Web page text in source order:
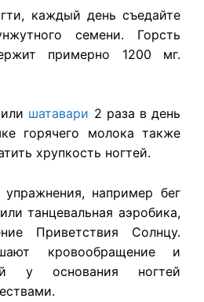
каждый день съедайте
семени. Горсть
примерно 1200 мг.
или шатавари 2 раза в день
горячего молока также
хрупкость ногтей.
например бег
танцевальная аэробика,
Приветствия Солнцу.
кровообращение и
у основания ногтей